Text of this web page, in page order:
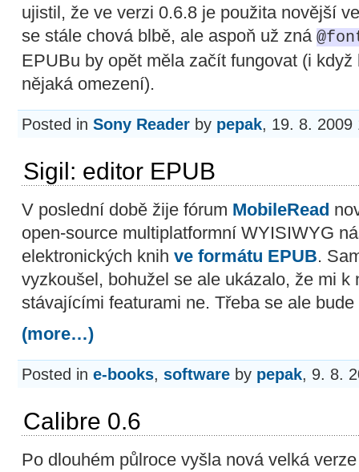
ujistil, že ve verzi 0.6.8 je použita novější
se stále chová blbě, ale aspoň už zná
EPUBu by opět měla začít fungovat (i
nějaká omezení).
Posted in Sony Reader by pepak, 19. 8.
Sigil: editor EPUB
V poslední době žije fórum MobileRead
open-source multiplatformní WYISIWYG
elektronických knih ve formátu EPUB.
vyzkoušel, bohužel se ale ukázalo, že mi k
stávajícími featurami ne. Třeba se ale
(more…)
Posted in e-books, software by pepak, 9. 8.
Calibre 0.6
Po dlouhém půlroce vyšla nová velká